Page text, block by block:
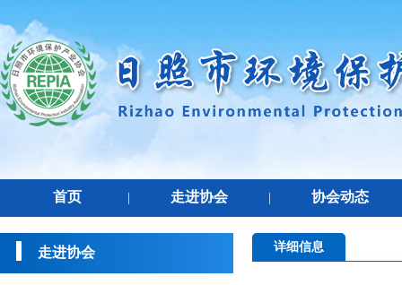
首页 走进协会 协会动态
走进协会 详细信息